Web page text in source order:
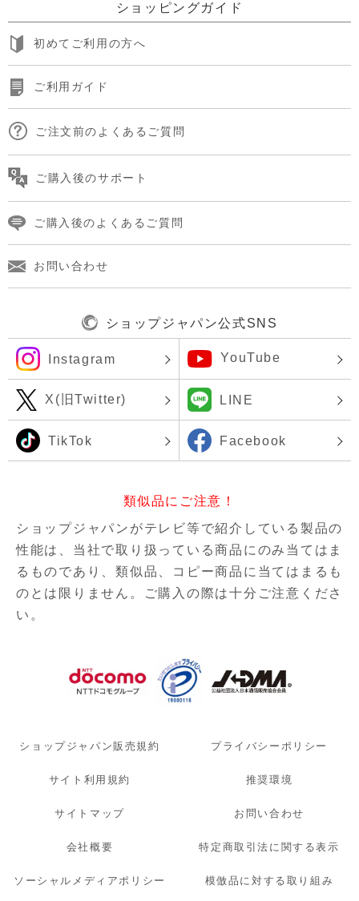
ショッピングガイド
初めてご利用の方へ
ご利用ガイド
ご注文前のよくあるご質問
ご購入後のサポート
ご購入後のよくあるご質問
お問い合わせ
ショップジャパン公式SNS
Instagram YouTube
X(旧Twitter) LINE
TikTok Facebook
類似品にご注意！
ショップジャパンがテレビ等で紹介している製品の
性能は、当社で取り扱っている商品にのみ当てはま
るものであり、類似品、コピー商品に当てはまるも
のとは限りません。ご購入の際は十分ご注意くださ
い。
ショップジャパン販売規約 プライバシーポリシー
サイト利用規約 推奨環境
サイトマップ お問い合わせ
会社概要 特定商取引法に関する表示
ソーシャルメディアポリシー 模倣品に対する取り組み